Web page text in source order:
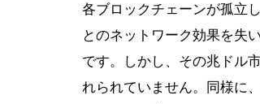
各ブロックチェーンが孤立
とのネットワーク効果を失
です。しかし、その兆ドル
れられていません。同様に